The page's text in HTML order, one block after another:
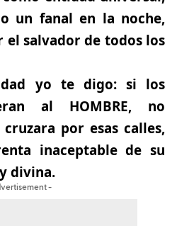
un fanal en la noche,
el salvador de todos los
yo te digo: si los
al HOMBRE, no
por esas calles,
inaceptable de su
divina.
-